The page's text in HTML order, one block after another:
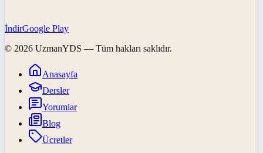
İndirGoogle Play
© 2026 UzmanYDS — Tüm hakları saklıdır.
Anasayfa
Dersler
Yorumlar
Blog
Ücretler